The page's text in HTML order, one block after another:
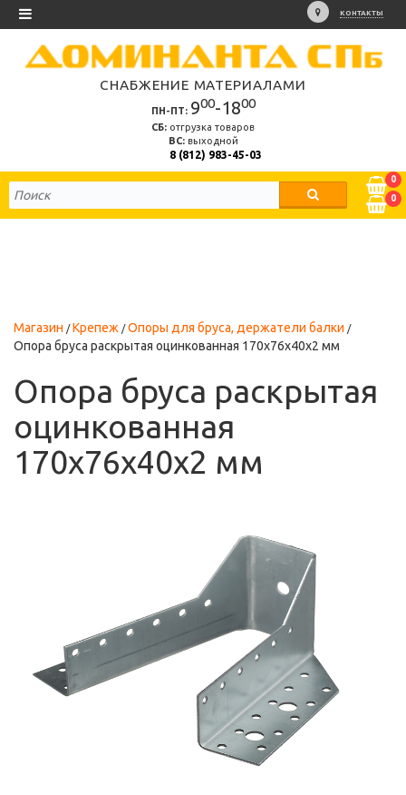
КОНТАКТЫ
СНАБЖЕНИЕ МАТЕРИАЛАМИ
ПН-ПТ: 900-1800
СБ: отгрузка товаров
ВС:выходной
8 (812) 983-45-03
0
0
Магазин Крепеж
Опоры для бруса, держатели балки
Опора бруса раскрытая оцинкованная 170х76х40х2 мм
Опора бруса раскрытая
оцинкованная
170х76х40х2 мм